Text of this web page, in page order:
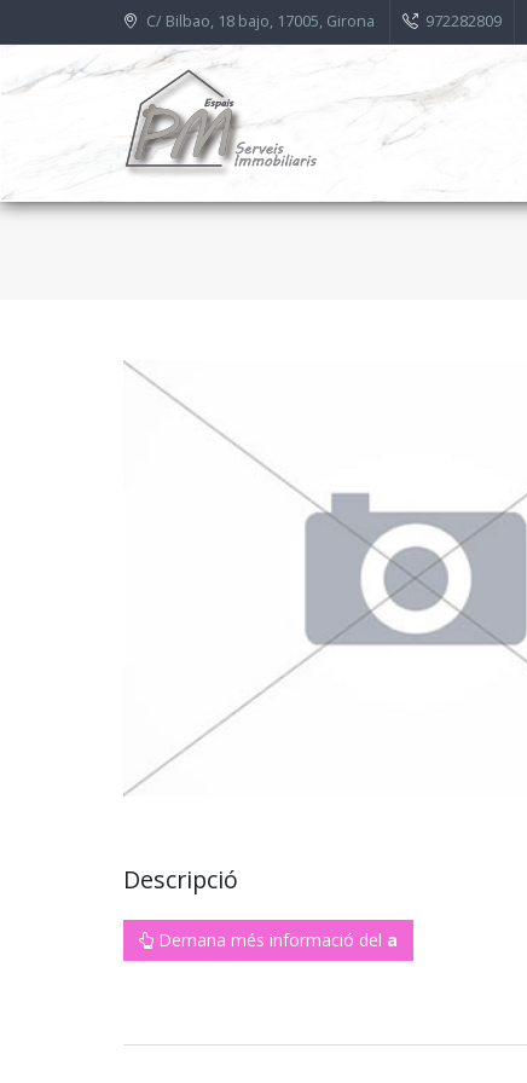
C/ Bilbao, 18 bajo, 17005, Girona 972282809
Descripció
Demana més informació del a